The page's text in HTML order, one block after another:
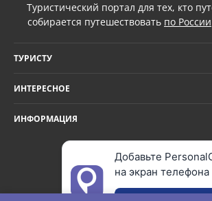
Туристический портал для тех, кто
собирается путешествовать по России
ТУРИСТУ
ИНТЕРЕСНОЕ
ИНФОРМАЦИЯ
Добавьте
на экран телефона